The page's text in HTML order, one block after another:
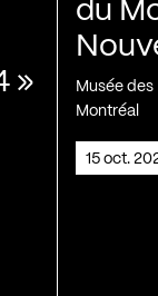
»
du
Musée
Montréal
15 oct.